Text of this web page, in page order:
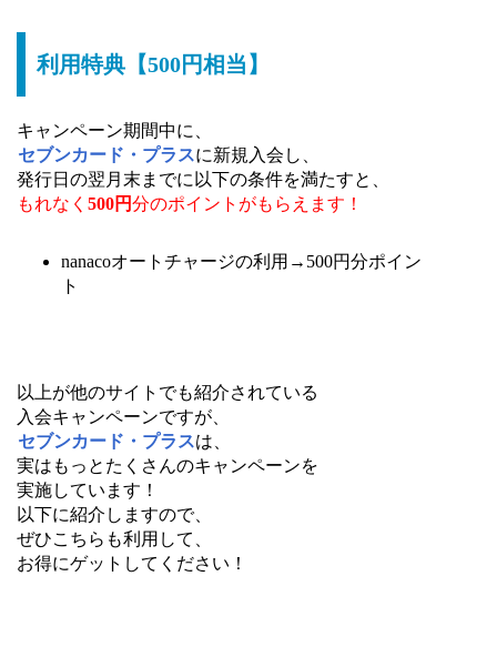
利用特典【500円相当】
キャンペーン期間中に、
セブンカード・プラスに新規入会し、
発行日の翌月末までに以下の条件を満たすと、
もれなく 500円分のポイントがもらえます！
nanacoオートチャージの利用→500円分ポイン
ト
以上が他のサイトでも紹介されている
入会キャンペーンですが、
セブンカード・プラスは、
実はもっとたくさんのキャンペーンを
実施しています！
以下に紹介しますので、
ぜひこちらも利用して、
お得にゲットしてください！